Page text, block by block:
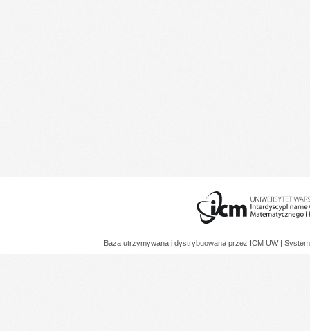
Baza utrzymywana i dystrybuowana przez ICM UW |